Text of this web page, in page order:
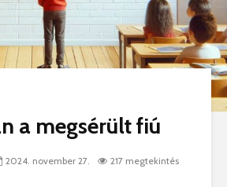
a megsérült fiú
2024. november 27. 217 megtekintés